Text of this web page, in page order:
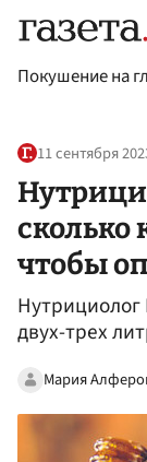
Покушение на
11 сентября
сколько
чтобы
двух-трех
Мария